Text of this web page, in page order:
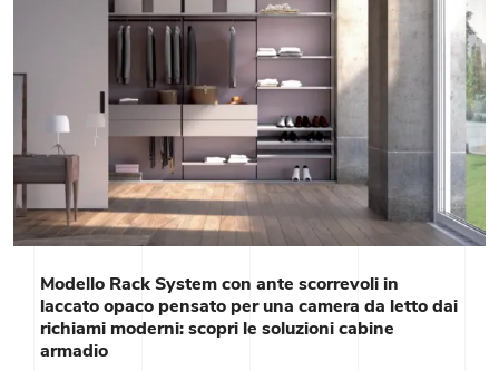
Modello Rack System con ante scorrevoli in
laccato opaco pensato per una camera da letto dai
richiami moderni: scopri le soluzioni cabine
armadio